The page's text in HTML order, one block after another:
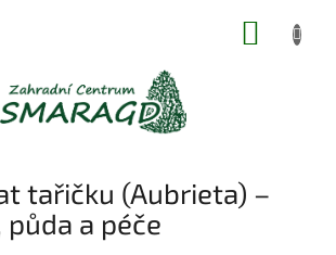
tařičku (Aubrieta) –
a péče